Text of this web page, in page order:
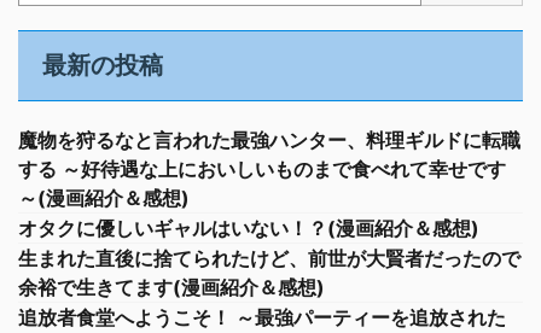
最新の投稿
魔物を狩るなと言われた最強ハンター、料理ギルドに転職
する ～好待遇な上においしいものまで食べれて幸せです
～(漫画紹介＆感想)
オタクに優しいギャルはいない！？(漫画紹介＆感想)
生まれた直後に捨てられたけど、前世が大賢者だったので
余裕で生きてます(漫画紹介＆感想)
追放者食堂へようこそ！ ～最強パーティーを追放された